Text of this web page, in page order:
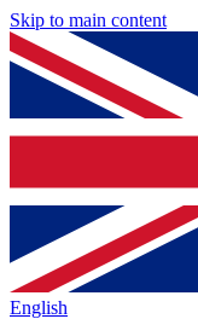
Skip to main content
English